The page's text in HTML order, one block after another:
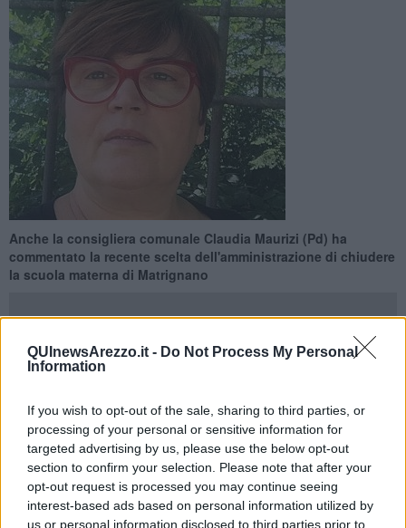
QUInewsArezzo.it - Do Not Process My Personal
Information
If you wish to opt-out of the sale, sharing to third parties, or
processing of your personal or sensitive information for
targeted advertising by us, please use the below opt-out
section to confirm your selection. Please note that after your
opt-out request is processed you may continue seeing
interest-based ads based on personal information utilized by
us or personal information disclosed to third parties prior to
Anche la consigliera comunale Claudia Maurizi (Pd) ha
commentato la recente scelta dell'amministrazione di chiudere
la scuola materna di Matrignano
sbagliare sempre e comunque. Prima l'annuncio che il Comune
non ha i soldi per la messa a norma dei locali. Poi si scopre che il
finanziamento è già nel Piano Triennale ed è previsto proprio nel
2017. Quindi quei soldi dove andranno? C'è qualcosa - e lo chiedo
al vice Sindaco Gamurrini - di più importante del tenere al sicuro i
bambini?